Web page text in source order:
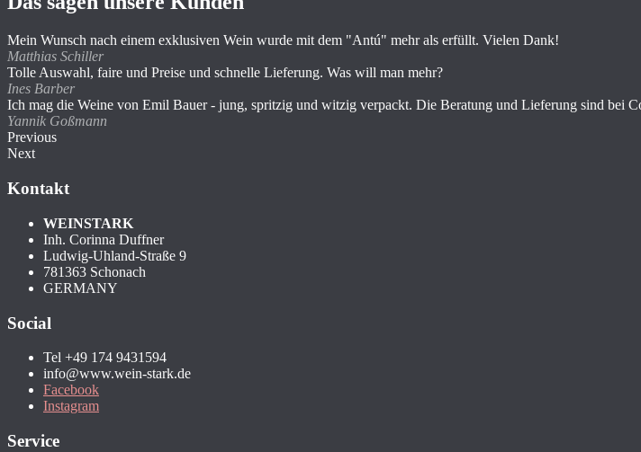
Mein Wunsch nach einem exklusiven Wein wurde mit dem "Antú" mehr als erfüllt. Vielen Dank!
Matthias Schiller
Tolle Auswahl, faire und Preise und schnelle Lieferung. Was will man mehr?
Ines Barber
Ich mag die Weine von Emil Bauer - jung, spritzig und witzig verpackt. Die Beratung und Lieferung sind bei
Yannik Goßmann
Previous
Next
Kontakt
WEINSTARK
Inh. Corinna Duffner
Ludwig-Uhland-Straße 9
781363 Schonach
GERMANY
Social
Tel +49 174 9431594
info@www.wein-stark.de
Facebook
Instagram
Service